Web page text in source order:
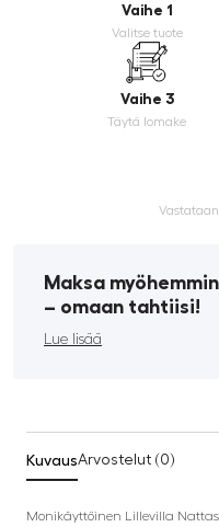
Vaihe 1
Valitse tuote
Vaihe 3
Täytä lomake
Maksa myöhemmin
­– omaan tahtiisi!
Lue lisää
KuvausArvostelut (0)
Monikäyttöinen Lillevilla